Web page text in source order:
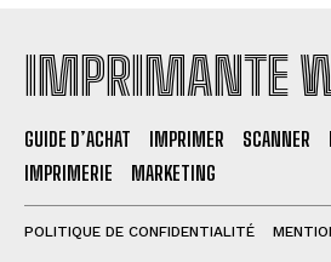
IMPRIMANTE
GUIDE D’ACHAT IMPRIMER SCANNER
IMPRIMERIE
MARKETING
POLITIQUE DE CONFIDENTIALITÉ